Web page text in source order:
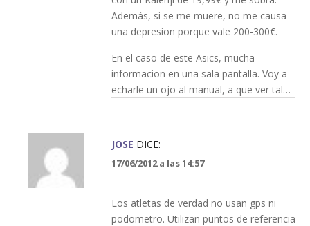
Además, si se me muere, no me causa
una depresion porque vale 200-300€.
En el caso de este Asics, mucha
informacion en una sala pantalla. Voy a
echarle un ojo al manual, a que ver tal…
JOSE DICE:
17/06/2012 a las 14:57
Los atletas de verdad no usan gps ni
podometro. Utilizan puntos de referencia